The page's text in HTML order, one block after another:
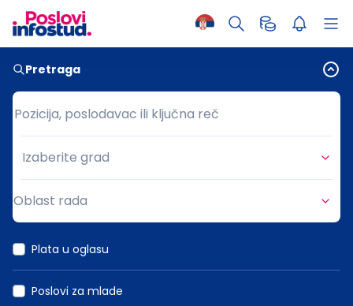
Pretraga
Pozicija, poslodavac ili ključna reč
Pozicija, poslodavac ili ključna reč
Grad
Izaberite grad
Oblast rada
Plata u oglasu
Poslovi za mlade